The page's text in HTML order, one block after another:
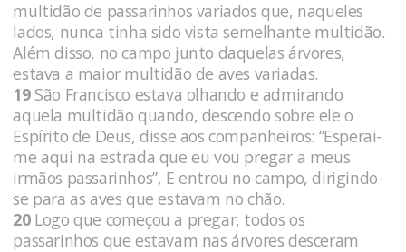
multidão de passarinhos variados que, naqueles
lados, nunca tinha sido vista semelhante multidão.
Além disso, no campo junto daquelas árvores,
estava a maior multidão de aves variadas.
19São Francisco estava olhando e admirando
aquela multidão quando, descendo sobre ele o
Espírito de Deus, disse aos companheiros: “Esperai-
me aqui na estrada que eu vou pregar a meus
irmãos passarinhos”, E entrou no campo, dirigindo-
se para as aves que estavam no chão.
20Logo que começou a pregar, todos os
passarinhos que estavam nas árvores desceram